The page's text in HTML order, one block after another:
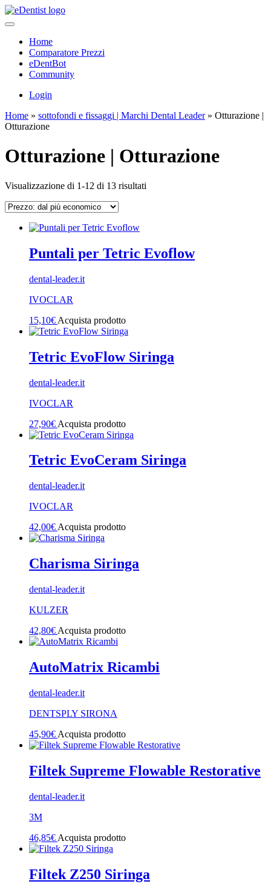
Home
Comparatore Prezzi
eDentBot
Community
Login
Home » sottofondi e fissaggi | Marchi Dental Leader» Otturazione |
Otturazione
Otturazione | Otturazione
Visualizzazione di 1-12 di 13 risultati
Puntali per Tetric Evoflow
dental-leader.it
IVOCLAR
15,10€ Acquista prodotto
Tetric EvoFlow Siringa
dental-leader.it
IVOCLAR
27,90€ Acquista prodotto
Tetric EvoCeram Siringa
dental-leader.it
IVOCLAR
42,00€ Acquista prodotto
Charisma Siringa
dental-leader.it
KULZER
42,80€ Acquista prodotto
AutoMatrix Ricambi
dental-leader.it
DENTSPLY SIRONA
45,90€ Acquista prodotto
Filtek Supreme Flowable Restorative
dental-leader.it
3M
46,85€ Acquista prodotto
Filtek Z250 Siringa